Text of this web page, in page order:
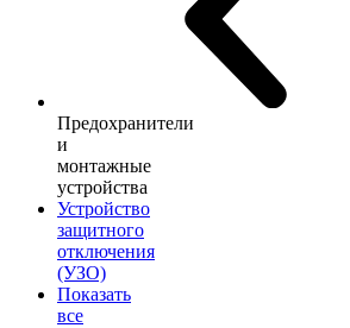
Предохранители
и
монтажные
устройства
Устройство
защитного
отключения
(УЗО)
Показать
все